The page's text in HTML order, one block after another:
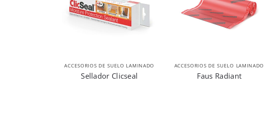
ACCESORIOS DE SUELO LAMINADO
Sellador Clicseal
ACCESORIOS DE SUELO LAMINADO
Faus Radiant